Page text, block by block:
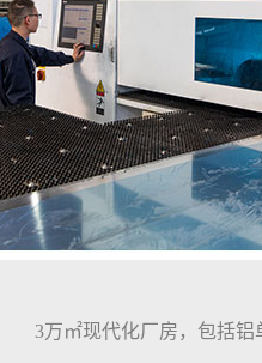
3万㎡现代化厂房，包括铝